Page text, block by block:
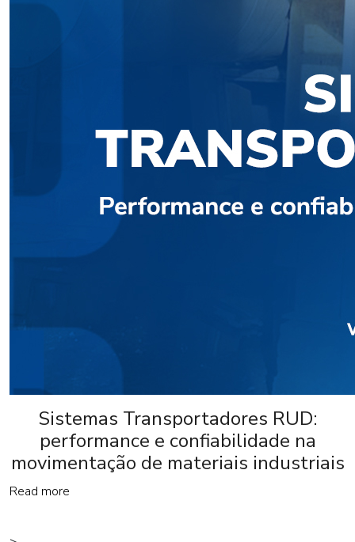
Sistemas Transportadores RUD:
performance e confiabilidade na
movimentação de materiais industriais
Read more